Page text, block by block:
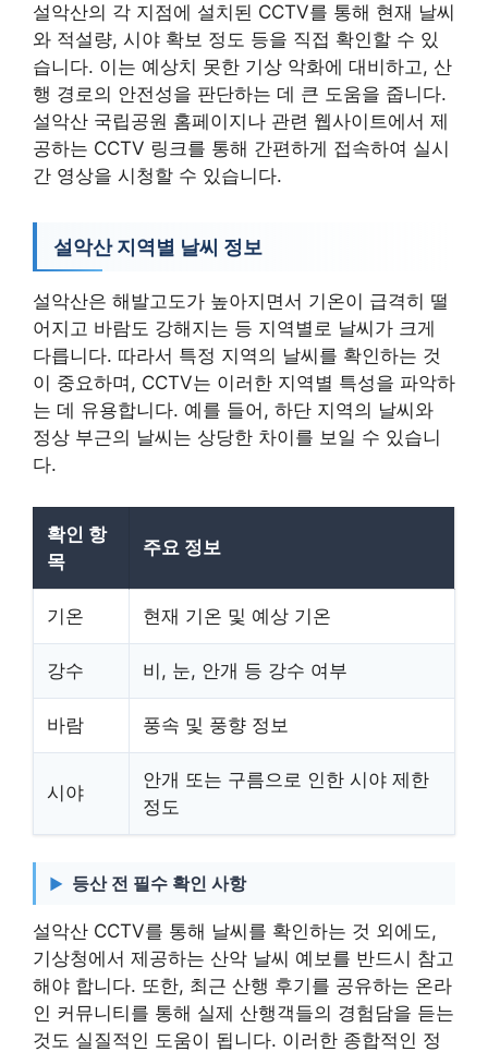
설악산의 각 지점에 설치된 CCTV를 통해 현재 날씨
와 적설량, 시야 확보 정도 등을 직접 확인할 수 있
습니다. 이는 예상치 못한 기상 악화에 대비하고, 산
행 경로의 안전성을 판단하는 데 큰 도움을 줍니다.
설악산 국립공원 홈페이지나 관련 웹사이트에서 제
공하는 CCTV 링크를 통해 간편하게 접속하여 실시
간 영상을 시청할 수 있습니다.
설악산 지역별 날씨 정보
설악산은 해발고도가 높아지면서 기온이 급격히 떨
어지고 바람도 강해지는 등 지역별로 날씨가 크게
다릅니다. 따라서 특정 지역의 날씨를 확인하는 것
이 중요하며, CCTV는 이러한 지역별 특성을 파악하
는 데 유용합니다. 예를 들어, 하단 지역의 날씨와
정상 부근의 날씨는 상당한 차이를 보일 수 있습니
다.
확인 항
목
주요 정보
기온 현재 기온 및 예상 기온
강수 비, 눈, 안개 등 강수 여부
바람 풍속 및 풍향 정보
시야
안개 또는 구름으로 인한 시야 제한
정도
등산 전 필수 확인 사항
설악산 CCTV를 통해 날씨를 확인하는 것 외에도,
기상청에서 제공하는 산악 날씨 예보를 반드시 참고
해야 합니다. 또한, 최근 산행 후기를 공유하는 온라
인 커뮤니티를 통해 실제 산행객들의 경험담을 듣는
것도 실질적인 도움이 됩니다. 이러한 종합적인 정